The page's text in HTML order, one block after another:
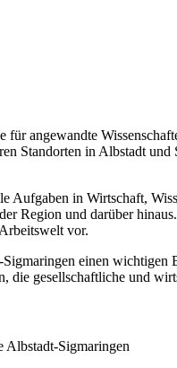
angewandte
Standorten in Albstadt
in Wirtschaft,
Region und darüber
vor.
einen
die gesellschaftliche und
Albstadt-Sigmaringen